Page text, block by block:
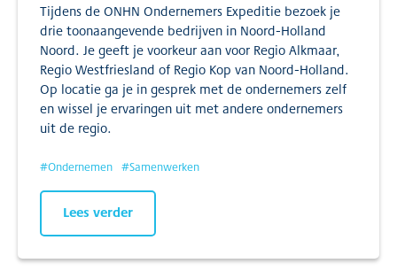
Tijdens de ONHN Ondernemers Expeditie bezoek je
drie toonaangevende bedrijven in Noord-Holland
Noord. Je geeft je voorkeur aan voor Regio Alkmaar,
Regio Westfriesland of Regio Kop van Noord-Holland.
Op locatie ga je in gesprek met de ondernemers zelf
en wissel je ervaringen uit met andere ondernemers
uit de regio.
#Ondernemen #Samenwerken
Lees verder